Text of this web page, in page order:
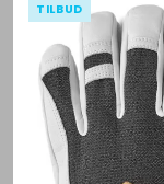
TILBUD